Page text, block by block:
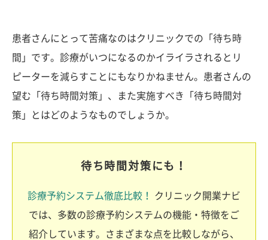
患者さんにとって苦痛なのはクリニックでの「待ち時
間」です。診療がいつになるのかイライラされるとリ
ピーターを減らすことにもなりかねません。患者さんの
望む「待ち時間対策」、また実施すべき「待ち時間対
策」とはどのようなものでしょうか。
待ち時間対策にも！
診療予約システム徹底比較！
クリニック開業ナビ
では、多数の診療予約システムの機能・特徴をご
紹介しています。さまざまな点を比較しながら、